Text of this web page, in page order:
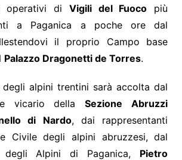
operativi di Vigili del Fuoco più
a Paganica a poche ore dal
il proprio Campo base
Palazzo Dragonetti de Torres.
degli alpini trentini sarà accolta dal
vicario dellaSezione Abruzzi
di Nardo, dai rappresentanti
Civile degli alpini abruzzesi, dal
degli Alpini di Paganica, Pietro